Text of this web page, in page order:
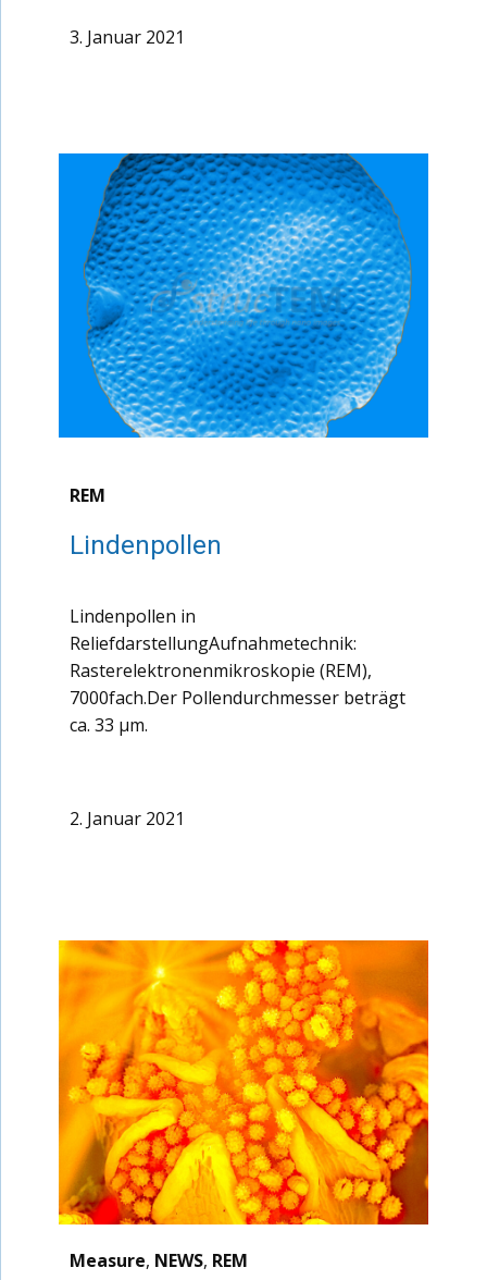
3. Januar 2021
REM
Lindenpollen
Lindenpollen in
ReliefdarstellungAufnahmetechnik:
Rasterelektronenmikroskopie (REM),
7000fach.Der Pollendurchmesser beträgt
ca. 33 µm.
2. Januar 2021
Measure, NEWS, REM